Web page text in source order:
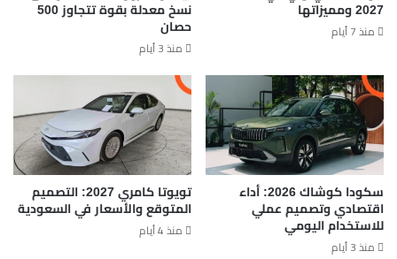
2027 ومميزاتها
منذ 7 أيام
نسخ معدلة بقوة تتجاوز 500
حصان
منذ 3 أيام
سكودا كوشاك 2026: أداء
اقتصادي وتصميم عملي
للاستخدام اليومي
منذ 3 أيام
تويوتا كامري 2027: التصميم
المتوقع والأسعار في السعودية
منذ 4 أيام